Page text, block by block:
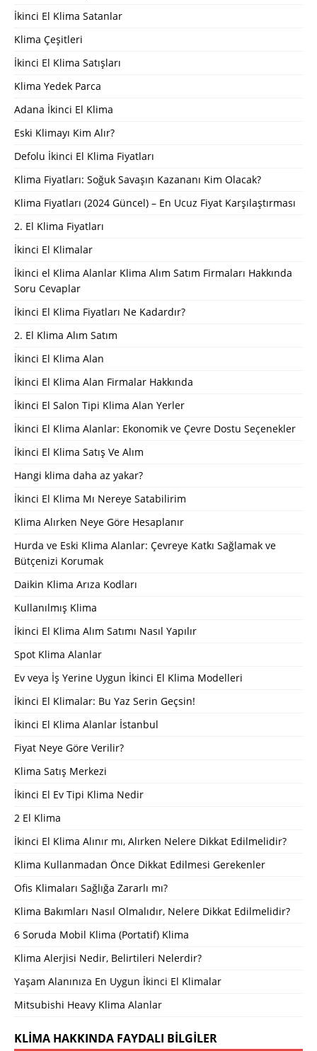
İkinci El Klima Satanlar
Klima Çeşitleri
İkinci El Klima Satışları
Klima Yedek Parca
Adana İkinci El Klima
Eski Klimayı Kim Alır?
Defolu İkinci El Klima Fiyatları
Klima Fiyatları: Soğuk Savaşın Kazananı Kim Olacak?
Klima Fiyatları (2024 Güncel) – En Ucuz Fiyat Karşılaştırması
2. El Klima Fiyatları
İkinci El Klimalar
İkinci el Klima Alanlar Klima Alım Satım Firmaları Hakkında
Soru Cevaplar
İkinci El Klima Fiyatları Ne Kadardır?
2. El Klima Alım Satım
İkinci El Klima Alan
İkinci El Klima Alan Firmalar Hakkında
İkinci El Salon Tipi Klima Alan Yerler
İkinci El Klima Alanlar: Ekonomik ve Çevre Dostu Seçenekler
İkinci El Klima Satış Ve Alım
Hangi klima daha az yakar?
İkinci El Klima Mı Nereye Satabilirim
Klima Alırken Neye Göre Hesaplanır
Hurda ve Eski Klima Alanlar: Çevreye Katkı Sağlamak ve
Bütçenizi Korumak
Daikin Klima Arıza Kodları
Kullanılmış Klima
İkinci El Klima Alım Satımı Nasıl Yapılır
Spot Klima Alanlar
Ev veya İş Yerine Uygun İkinci El Klima Modelleri
İkinci El Klimalar: Bu Yaz Serin Geçsin!
İkinci El Klima Alanlar İstanbul
Fiyat Neye Göre Verilir?
Klima Satış Merkezi
İkinci El Ev Tipi Klima Nedir
2 El Klima
İkinci El Klima Alınır mı, Alırken Nelere Dikkat Edilmelidir?
Klima Kullanmadan Önce Dikkat Edilmesi Gerekenler
Ofis Klimaları Sağlığa Zararlı mı?
Klima Bakımları Nasıl Olmalıdır, Nelere Dikkat Edilmelidir?
6 Soruda Mobil Klima (Portatif) Klima
Klima Alerjisi Nedir, Belirtileri Nelerdir?
Yaşam Alanınıza En Uygun İkinci El Klimalar
Mitsubishi Heavy Klima Alanlar
KLIMA HAKKINDA FAYDALI BILGILER